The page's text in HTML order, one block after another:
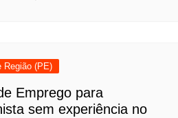
Região (PE)
Emprego para
sem experiência no